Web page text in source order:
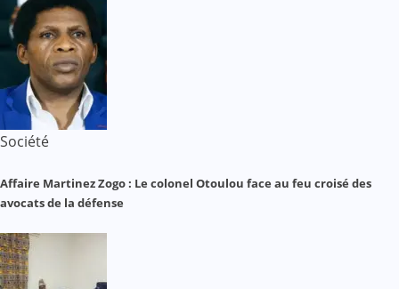
Société
Affaire Martinez Zogo : Le colonel Otoulou face au feu croisé des
avocats de la défense